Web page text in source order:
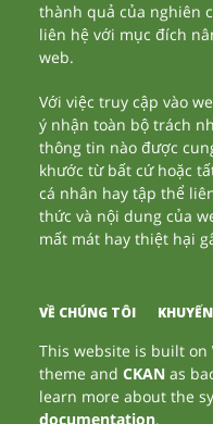
thành quả của nghiên
liên hệ với mục đích
web.
Với việc truy cập vào
ý nhận toàn bộ trách
thông tin nào được
khước từ bất cứ hoặc
cá nhân hay tập thể
thức và nội dung của
mất mát hay thiệt hại
VỀ CHÚNG TÔI
This website is built on
theme andCKAN as
learn more about the
documentation.